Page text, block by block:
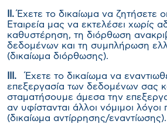
.Έχετε το δικαίωμα να ζητήσετε
Εταιρεία μας να εκτελέσει χωρίς
καθυστέρηση, τη διόρθωση
δεδομένων και τη συμπλήρωση
(δικαίωμα διόρθωσης).
. Έχετε το δικαίωμα να
επεξεργασία των δεδομένων σας
σταματήσουμε άμεσα την
αν υφίστανται άλλοι νόμιμοι
(δικαίωμα αντίρρησης/εναντίωσης).